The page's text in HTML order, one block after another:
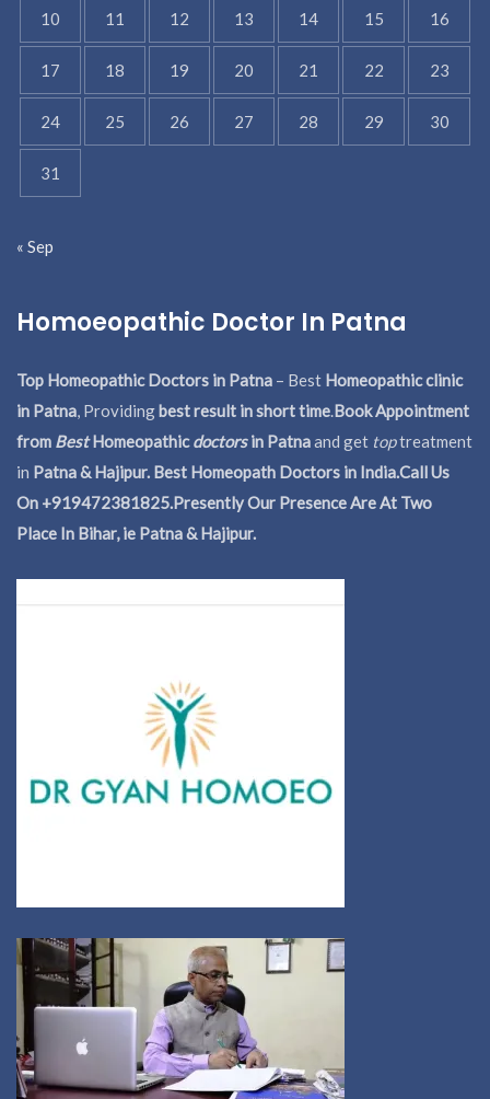
10 11 12 13 14 15 16
17 18 19 20 21 22 23
24 25 26 27 28 29 30
31
« Sep
Homoeopathic Doctor In Patna
Top Homeopathic Doctors in Patna – Best Homeopathic clinic
in Patna, Providingbest result in short time.Book Appointment
from BestHomeopathicdoctorsin Patnaand get toptreatment
in Patna & Hajipur. Best Homeopath Doctors in India.Call Us
On +919472381825.Presently Our Presence Are At Two
Place In Bihar, ie Patna & Hajipur.